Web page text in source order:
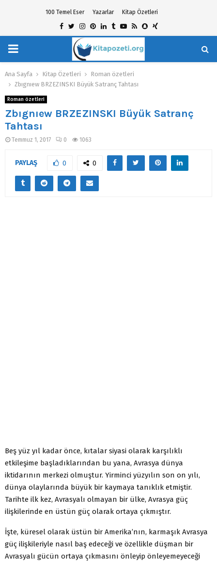
100 Temel Eser Yazarlar Kitap Özetleri
Facebook
TwitterInstagram
Pinterest
Linkedin
TumblrYoutube
RssSnapchat
Xing
PRIMARY
MENU
Ana Sayfa Kitap Özetleri
Roman özetleri
Zbıgnıew BRZEZINSKI Büyük Satranç Tahtası
Roman özetleri
Zbıgnıew BRZEZINSKI Büyük Satranç
Tahtası
Temmuz 1, 2017 0 1063
PAYLAŞ 0 0
Beş yüz yıl kadar önce, kıtalar siyasi olarak karşılıklı
etkileşime başladıklarından bu yana, Avrasya dünya
iktidarının merkezi olmuştur. Yirminci yüzyılın son on yılı,
dünya olaylarında büyük bir kaymaya tanıklık etmiştir.
Tarihte ilk kez, Avrasyalı olmayan bir ülke, Avrasya güç
ilişkilerinde en üstün güç olarak ortaya çıkmıştır.
İşte, küresel olarak üstün bir Amerika’nın, karmaşık Avrasya
güç ilişkileriyle nasıl baş edeceği ve özellikle düşman bir
Avrasyalı gücün ortaya çıkmasını önleyip önleyemeyeceği